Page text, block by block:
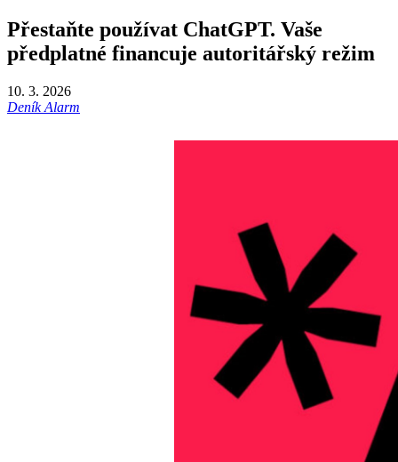
Přestaňte používat ChatGPT. Vaše
předplatné financuje autoritářský režim
10. 3. 2026
Deník Alarm